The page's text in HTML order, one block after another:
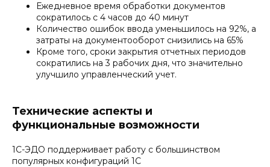
Ежедневное время обработки документов
сократилось с 4 часов до 40 минут
Количество ошибок ввода уменьшилось на 92%, а
затраты на документооборот снизились на 65%
Кроме того, сроки закрытия отчетных периодов
сократились на 3 рабочих дня, что значительно
улучшило управленческий учет.
Технические аспекты и
функциональные возможности
1С-ЭДО поддерживает работу с большинством
популярных конфигураций 1С